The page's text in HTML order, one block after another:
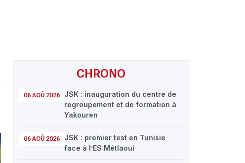
CHRONO
06 AOÛ 2026
JSK : inauguration du centre de
regroupement et de formation à
Yakouren
06 AOÛ 2026
JSK : premier test en Tunisie
face à l’ES Métlaoui